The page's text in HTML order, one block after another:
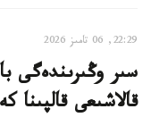
22:29, 06 تامىز 2026
سىر وڭىرىندەگى
قالاشىعى قالپىنا